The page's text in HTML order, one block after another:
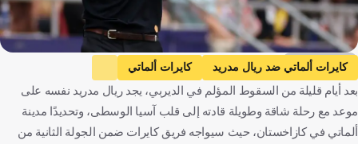
Getty Images
كايرات ألماتي ضد ريال مدريد
كايرات ألماتي
ريال مدريد
دوري أبطال أوروبا تشابي ألونسو
كازاخستان
إسبانيا
كرة قدم
بعد أيام قليلة من السقوط المؤلم في الديربي، يجد ريال مدريد نفسه على
موعد مع رحلة شاقة وطويلة قادته إلى قلب آسيا الوسطى، وتحديدًا مدينة
ألماتي في كازاخستان، حيث سيواجه فريق كايرات ضمن الجولة الثانية من